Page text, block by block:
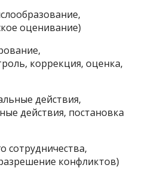
оценивание)
коррекция, оценка,
действия,
действия, постановка
сотрудничества,
конфликтов)